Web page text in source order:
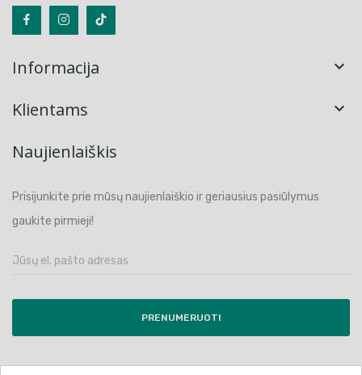
Informacija 
Klientams 
Naujienlaiškis
Prisijunkite prie mūsų naujienlaiškio ir geriausius pasiūlymus
gaukite pirmieji!
PRENUMERUOTI